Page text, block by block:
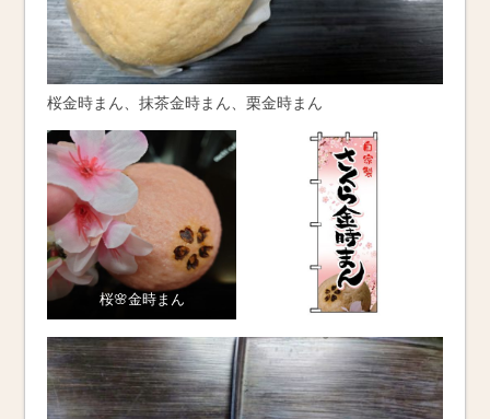
桜金時まん、抹茶金時まん、栗金時まん
桜🌸金時まん